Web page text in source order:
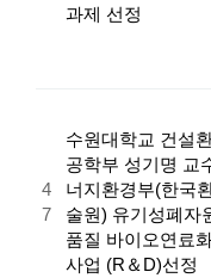
과제 선정
4
7
수원대학교 건설
공학부 성기명 교
너지환경부(한국
술원) 유기성폐자
품질 바이오연료
사업 (R＆D)선정